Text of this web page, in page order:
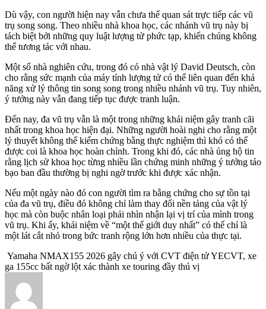
Dù vậy, con người hiện nay vẫn chưa thể quan sát trực tiếp các vũ
trụ song song. Theo nhiều nhà khoa học, các nhánh vũ trụ này bị
tách biệt bởi những quy luật lượng tử phức tạp, khiến chúng không
thể tương tác với nhau.
Một số nhà nghiên cứu, trong đó có nhà vật lý David Deutsch, còn
cho rằng sức mạnh của máy tính lượng tử có thể liên quan đến khả
năng xử lý thông tin song song trong nhiều nhánh vũ trụ. Tuy nhiên,
ý tưởng này vẫn đang tiếp tục được tranh luận.
Đến nay, đa vũ trụ vẫn là một trong những khái niệm gây tranh cãi
nhất trong khoa học hiện đại. Những người hoài nghi cho rằng một
lý thuyết không thể kiểm chứng bằng thực nghiệm thì khó có thể
được coi là khoa học hoàn chỉnh. Trong khi đó, các nhà ủng hộ tin
rằng lịch sử khoa học từng nhiều lần chứng minh những ý tưởng táo
bạo ban đầu thường bị nghi ngờ trước khi được xác nhận.
Nếu một ngày nào đó con người tìm ra bằng chứng cho sự tồn tại
của đa vũ trụ, điều đó không chỉ làm thay đổi nền tảng của vật lý
học mà còn buộc nhân loại phải nhìn nhận lại vị trí của mình trong
vũ trụ. Khi ấy, khái niệm về “một thế giới duy nhất” có thể chỉ là
một lát cắt nhỏ trong bức tranh rộng lớn hơn nhiều của thực tại.
Yamaha NMAX155 2026 gây chú ý với CVT điện tử YECVT, xe
ga 155cc bất ngờ lột xác thành xe touring đầy thú vị